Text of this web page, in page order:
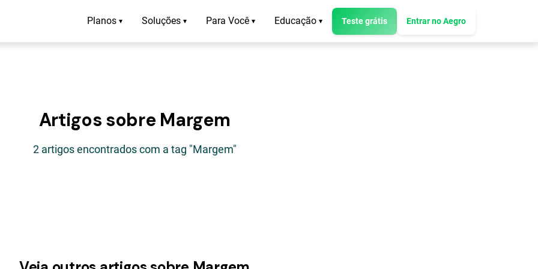
Planos ▾ Soluções ▾ Para Você ▾ Educação ▾ Teste grátis Entrar no Aegro
Artigos sobre Margem
2 artigos encontrados com a tag "Margem"